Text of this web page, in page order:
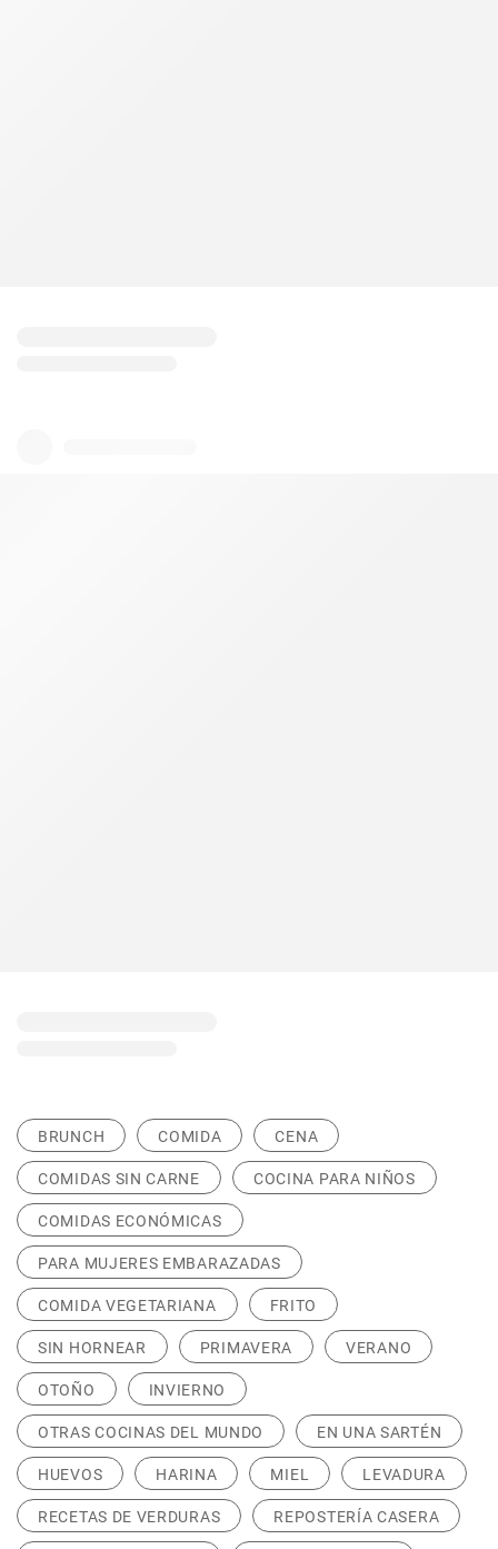
BRUNCH COMIDA CENA
COMIDAS SIN CARNE COCINA PARA NIÑOS
COMIDAS ECONÓMICAS
PARA MUJERES EMBARAZADAS
COMIDA VEGETARIANA FRITO
SIN HORNEAR PRIMAVERA VERANO
OTOÑO INVIERNO
OTRAS COCINAS DEL MUNDO EN UNA SARTÉN
HUEVOS HARINA MIEL LEVADURA
RECETAS DE VERDURAS REPOSTERÍA CASERA